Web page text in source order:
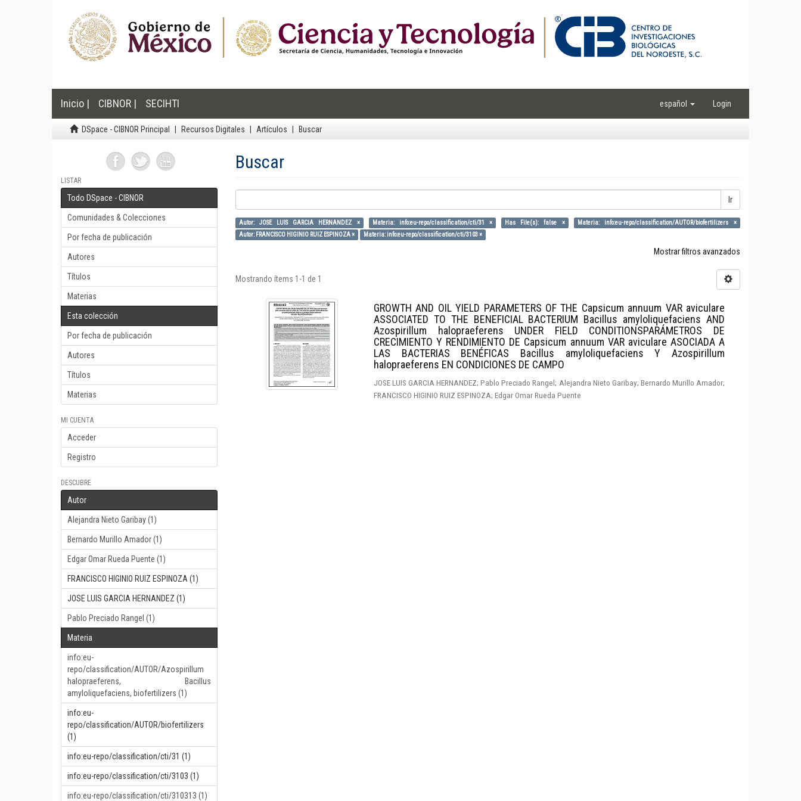
Inicio | CIBNOR | SECIHTI español Login
DSpace - CIBNOR Principal Recursos Digitales Artículos Buscar
LISTAR
Todo DSpace - CIBNOR
Comunidades & Colecciones
Por fecha de publicación
Autores
Títulos
Materias
Esta colección
Por fecha de publicación
Autores
Títulos
Materias
MI CUENTA
Acceder
Registro
DESCUBRE
Autor
Alejandra Nieto Garibay (1)
Bernardo Murillo Amador (1)
Edgar Omar Rueda Puente (1)
FRANCISCO HIGINIO RUIZ ESPINOZA (1)
JOSE LUIS GARCIA HERNANDEZ (1)
Pablo Preciado Rangel (1)
Materia
info:eu-
repo/classification/AUTOR/Azospirillum
halopraeferens, Bacillus
amyloliquefaciens, biofertilizers (1)
info:eu-
repo/classification/AUTOR/biofertilizers
(1)
info:eu-repo/classification/cti/31 (1)
info:eu-repo/classification/cti/3103 (1)
info:eu-repo/classification/cti/310313 (1)
Buscar
Ir
Autor: JOSE LUIS GARCIA HERNANDEZ × Materia: info:eu-repo/classification/cti/31 × Has File(s): false ×
Materia: info:eu-repo/classification/AUTOR/biofertilizers ×
Autor: FRANCISCO HIGINIO RUIZ ESPINOZA ×
Materia: info:eu-repo/classification/cti/3103 ×
Mostrar filtros avanzados
Mostrando ítems 1-1 de 1
GROWTH AND OIL YIELD PARAMETERS OF THE Capsicum annuum VAR aviculare
ASSOCIATED TO THE BENEFICIAL BACTERIUM Bacillus amyloliquefaciens AND
Azospirillum halopraeferens UNDER FIELD CONDITIONSPARÁMETROS DE
CRECIMIENTO Y RENDIMIENTO DE Capsicum annuum VAR aviculare ASOCIADA A
LAS BACTERIAS BENÉFICAS Bacillus amyloliquefaciens Y Azospirillum
halopraeferens EN CONDICIONES DE CAMPO
JOSE LUIS GARCIA HERNANDEZ; Pablo Preciado Rangel; Alejandra Nieto Garibay; Bernardo Murillo Amador;
FRANCISCO HIGINIO RUIZ ESPINOZA; Edgar Omar Rueda Puente